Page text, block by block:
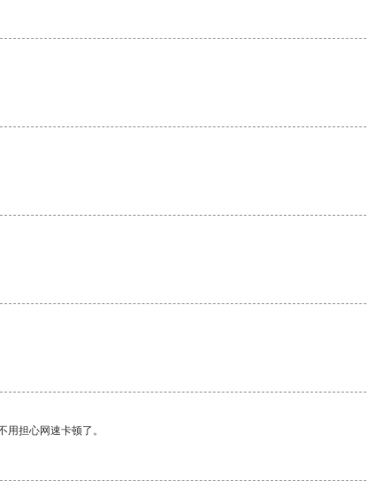
担心网速卡顿了。